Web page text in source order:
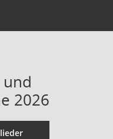
2026